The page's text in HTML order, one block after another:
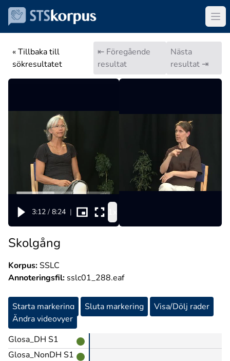
« Tillbaka till
sökresultatet
⇤ Föregående
resultat
Nästa
resultat ⇥
3:12 / 8:24 |
Skolgång
Korpus:SSLC
Annoteringsfil: sslc01_288.eaf
Starta markering Sluta markering
Visa/Dölj rader
Ändra videovyer
Glosa_DH S1
Glosa_NonDH S1